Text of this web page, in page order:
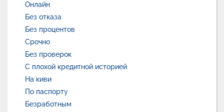
Онлайн
Без отказа
Без процентов
Срочно
Без проверок
С плохой кредитной историей
На киви
По паспорту
Безработным